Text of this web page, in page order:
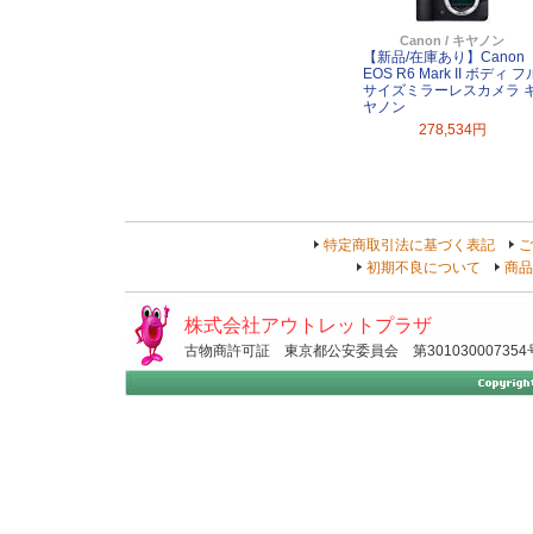
Canon / キヤノン
【新品/在庫あり】Canon
EOS R6 Mark II ボディ フ
サイズミラーレスカメラ
ヤノン
278,534円
特定商取引法に基づく表記
初期不良について
商
株式会社アウトレットプラザ
古物商許可証 東京都公安委員会 第301030007354